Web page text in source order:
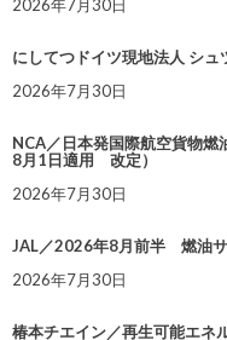
2026年7月30日
にしてつドイツ現地法人 シ
2026年7月30日
NCA／日本発国際航空貨物
8月1日適用 改定）
2026年7月30日
JAL／2026年8月前半 燃油
2026年7月30日
椿本チエイン／再生可能エネ